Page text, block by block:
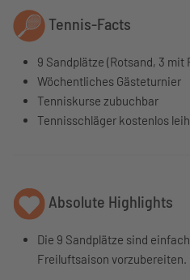
Tennis-Facts
9 Sandplätze (Rotsand, 3 mit
Wöchentliches Gästeturnier
Tenniskurse zubuchbar
Tennisschläger kostenlos
Absolute Highlights
Die 9 Sandplätze sind
Freiluftsaison vorzubereiten.